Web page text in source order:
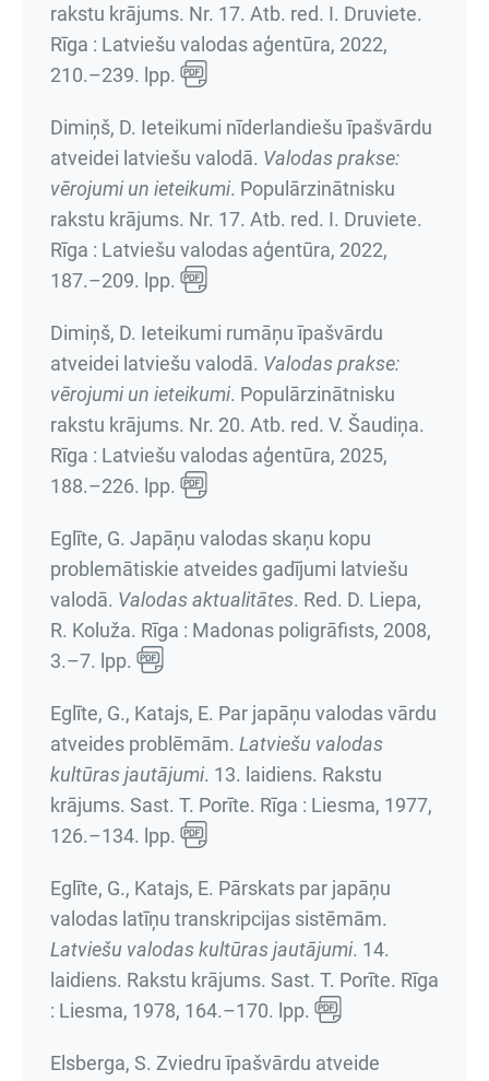
rakstu krājums. Nr. 17. Atb. red. I. Druviete.
Rīga : Latviešu valodas aģentūra, 2022,
210.–239. lpp.
Dimiņš, D. Ieteikumi nīderlandiešu īpašvārdu
atveidei latviešu valodā. Valodas prakse:
vērojumi un ieteikumi. Populārzinātnisku
rakstu krājums. Nr. 17. Atb. red. I. Druviete.
Rīga : Latviešu valodas aģentūra, 2022,
187.–209. lpp.
Dimiņš, D. Ieteikumi rumāņu īpašvārdu
atveidei latviešu valodā. Valodas prakse:
vērojumi un ieteikumi. Populārzinātnisku
rakstu krājums. Nr. 20. Atb. red. V. Šaudiņa.
Rīga : Latviešu valodas aģentūra, 2025,
188.–226. lpp.
Eglīte, G. Japāņu valodas skaņu kopu
problemātiskie atveides gadījumi latviešu
valodā. Valodas aktualitātes. Red. D. Liepa,
R. Koluža. Rīga : Madonas poligrāfists, 2008,
3.–7. lpp.
Eglīte, G., Katajs, E. Par japāņu valodas vārdu
atveides problēmām. Latviešu valodas
kultūras jautājumi. 13. laidiens. Rakstu
krājums. Sast. T. Porīte. Rīga : Liesma, 1977,
126.–134. lpp.
Eglīte, G., Katajs, E. Pārskats par japāņu
valodas latīņu transkripcijas sistēmām.
Latviešu valodas kultūras jautājumi. 14.
laidiens. Rakstu krājums. Sast. T. Porīte. Rīga
: Liesma, 1978, 164.–170. lpp.
Elsberga, S. Zviedru īpašvārdu atveide